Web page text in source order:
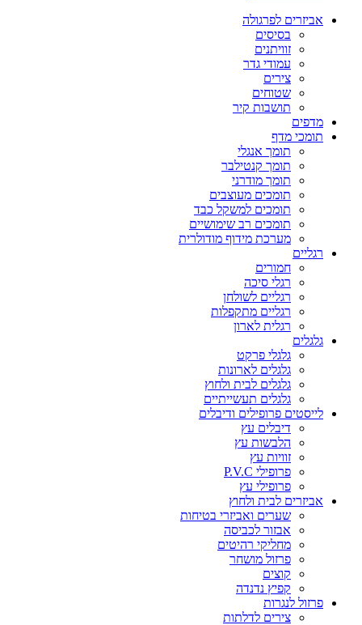
אביזרים לפרגולה
בסיסים
זוויתנים
עמודי גדר
צירים
שטוחים
תושבות קיר
מדפים
תומכי מדף
תומך אנגלי
תומך קנטילבר
תומך מודרני
תומכים מעוצבים
תומכים למשקל כבד
תומכים רב שימושיים
מערכת מידוף מודולרית
רגליים
חמורים
רגלי סיכה
רגליים לשולחן
רגליים מתקפלות
רגלית לארון
גלגלים
גלגלי פרקט
גלגלים לארונות
גלגלים לבית ולחוץ
גלגלים תעשייתיים
לייסטים פרופילים ודיבלים
דיבלים עץ
הלבשות עץ
זוויות עץ
פרופילי P.V.C
פרופילי עץ
אביזרים לבית ולחוץ
שערים ואביזרי בטיחות
אבזור לכביסה
מחליקי רהיטים
פרזול מושחר
קוצים
קפיץ נדנדה
פרזול לנגרות
צירים לדלתות